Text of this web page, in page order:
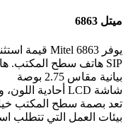
ميتل 6863
يوفر Mitel 6863 قيمة استثنائية على مستوى المؤسسة
بيانية مقاس 2.75 بوصة
شاشة LCD أحادية اللون، ومفاتيح صلبة قابلة للبرمجة وأصغر
تعد بصمة سطح المكتب
بيئات العمل التي تتطلب